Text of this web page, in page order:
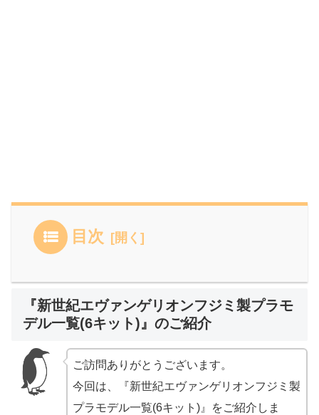
目次
『新世紀エヴァンゲリオンフジミ製プラモ
デル一覧(6キット)』のご紹介
ご訪問ありがとうございます。
今回は、『新世紀エヴァンゲリオンフジミ製
プラモデル一覧(6キット)』をご紹介しま